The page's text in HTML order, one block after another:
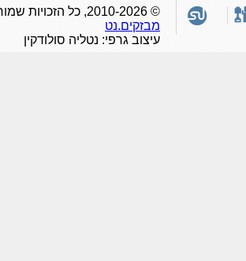
מבזקים.נט
עיצוב גרפי: נטליה סולודקין